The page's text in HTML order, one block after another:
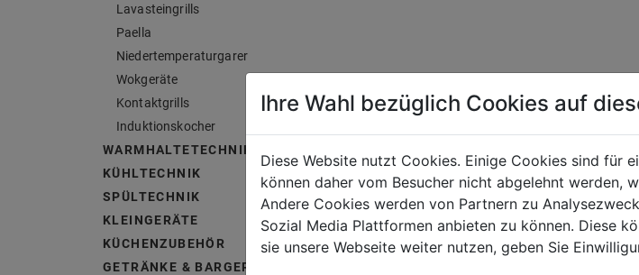
Lavasteingrills
Paella
Niedertemperaturgarer
Wokgeräte
Kontaktgrills
Induktionskocher
WARMHALTETECHNIK
KÜHLTECHNIK
SPÜLTECHNIK
KLEINGERÄTE
KÜCHENZUBEHÖR
GETRÄNKE & BARGERÄTE
Ihre Wahl bezüglich Cookies auf
Diese Website nutzt Cookies. Einige Cookies sind für
können daher vom Besucher nicht abgelehnt werden,
Andere Cookies werden von Partnern zu
Sozial Media Plattformen anbieten zu können. Diese
sie unsere Webseite weiter nutzen, geben Sie